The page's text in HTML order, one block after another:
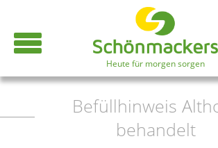
Heute für morgen sorgen
Befüllhinweis
behandelt